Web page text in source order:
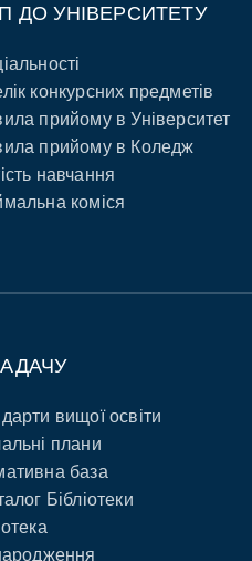
ДО УНІВЕРСИТЕТУ
конкурсних предметів
прийому в Університет
прийому в Коледж
навчання
коміся
вищої освіти
плани
база
Бібліотеки